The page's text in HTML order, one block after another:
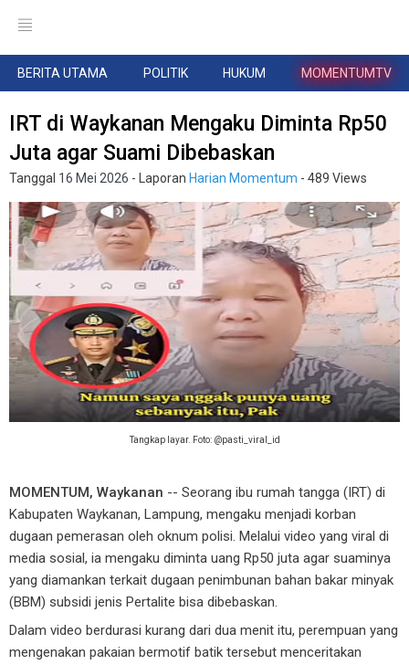
BERITA UTAMA POLITIK HUKUM MOMENTUMTV
IRT di Waykanan Mengaku Diminta Rp50
Juta agar Suami Dibebaskan
Tanggal 16 Mei 2026 - Laporan Harian Momentum - 489 Views
Tangkap layar. Foto: @pasti_viral_id
MOMENTUM, Waykanan -- Seorang ibu rumah tangga (IRT) di
Kabupaten Waykanan, Lampung, mengaku menjadi korban
dugaan pemerasan oleh oknum polisi. Melalui video yang viral di
media sosial, ia mengaku diminta uang Rp50 juta agar suaminya
yang diamankan terkait dugaan penimbunan bahan bakar minyak
(BBM) subsidi jenis Pertalite bisa dibebaskan.
Dalam video berdurasi kurang dari dua menit itu, perempuan yang
mengenakan pakaian bermotif batik tersebut menceritakan